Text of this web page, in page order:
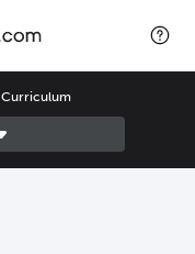
Curriculum